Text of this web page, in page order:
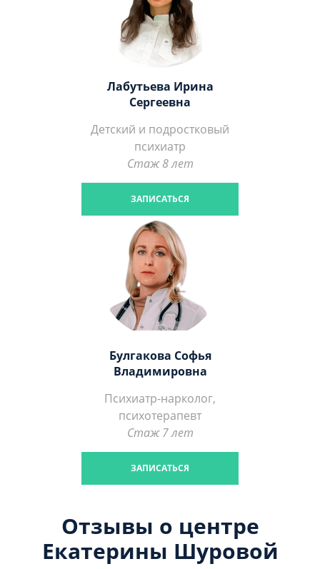
Лабутьева Ирина
Сергеевна
Детский и подростковый
психиатр
Стаж 8 лет
ЗАПИСАТЬСЯ
Булгакова Софья
Владимировна
Психиатр-нарколог,
психотерапевт
Стаж 7 лет
ЗАПИСАТЬСЯ
Отзывы о центре
Екатерины Шуровой